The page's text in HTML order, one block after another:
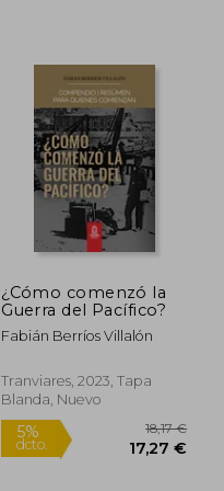
dcto.
¿Cómo comenzó la
Guerra del Pacífico?
Fabián Berríos Villalón
Tranviares, 2023, Tapa
Blanda, Nuevo